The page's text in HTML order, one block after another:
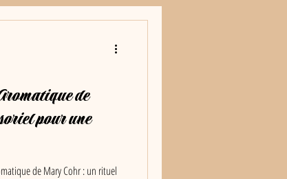
de
pour une
de Mary Cohr : un rituel